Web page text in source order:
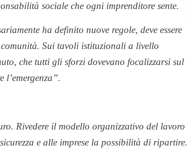
sociale che ogni imprenditore sente.
ha definito nuove regole, deve essere
Sui tavoli istituzionali a livello
che tutti gli sforzi dovevano focalizzarsi sul
Rivedere il modello organizzativo del lavoro
e alle imprese la possibilità di ripartire.